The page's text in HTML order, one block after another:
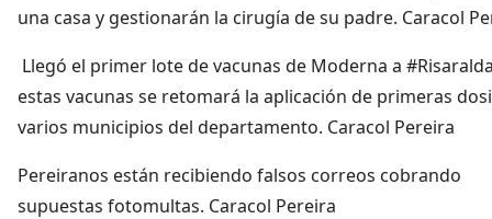
una casa y gestionarán la cirugía de su padre. Caracol
Llegó el primer lote de vacunas de Moderna a
estas vacunas se retomará la aplicación de primeras
varios municipios del departamento. Caracol Pereira
Pereiranos están recibiendo falsos correos cobrando
supuestas fotomultas. Caracol Pereira